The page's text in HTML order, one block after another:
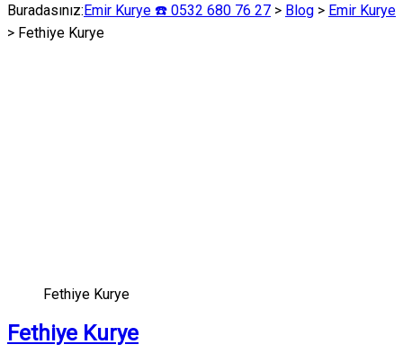
Uçak
Kargo
Buradasınız:Emir Kurye ☎️ 0532 680 76 27 > Blog > Emir Kurye
> Fethiye Kurye
Fethiye Kurye
Fethiye Kurye